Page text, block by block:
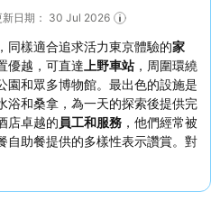
新日期： 30 Jul 2026
同樣適合追求活力東京體驗的家
優越，可直達 上野車站 ，周圍環繞
園和眾多博物館。最出色的設施是
浴和桑拿，為一天的探索後提供完
店卓越的員工和服務 ，他們經常被
自助餐提供的多樣性表示讚賞。對